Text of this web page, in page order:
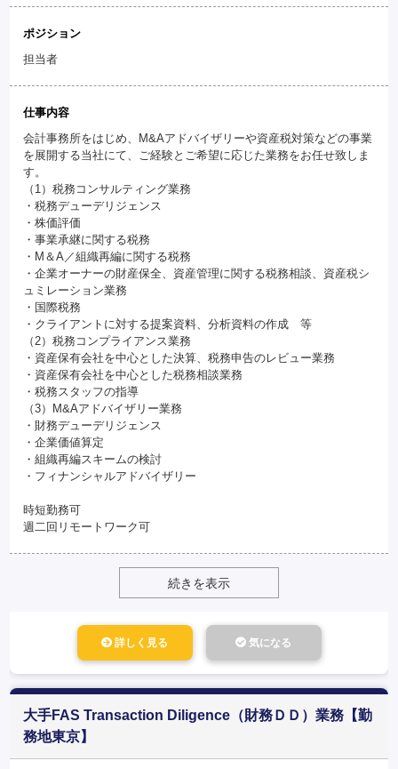
ポジション
担当者
仕事内容
会計事務所をはじめ、M&Aアドバイザリーや資産税対策などの事業
を展開する当社にて、ご経験とご希望に応じた業務をお任せ致しま
す。
（1）税務コンサルティング業務
・税務デューデリジェンス
・株価評価
・事業承継に関する税務
・M＆A／組織再編に関する税務
・企業オーナーの財産保全、資産管理に関する税務相談、資産税シ
ュミレーション業務
・国際税務
・クライアントに対する提案資料、分析資料の作成 等
（2）税務コンプライアンス業務
・資産保有会社を中心とした決算、税務申告のレビュー業務
・資産保有会社を中心とした税務相談業務
・税務スタッフの指導
（3）M&Aアドバイザリー業務
・財務デューデリジェンス
・企業価値算定
・組織再編スキームの検討
・フィナンシャルアドバイザリー
時短勤務可
週二回リモートワーク可
続きを表示
詳しく見る 気になる
大手FAS Transaction Diligence（財務ＤＤ）業務【勤
務地東京】